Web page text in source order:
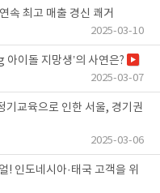
속 최고 매출 경신 쾌거
2025-03-10
아이돌 지망생’의 사연은?
2025-03-07
교육으로 인한 서울, 경기권
2025-03-06
위